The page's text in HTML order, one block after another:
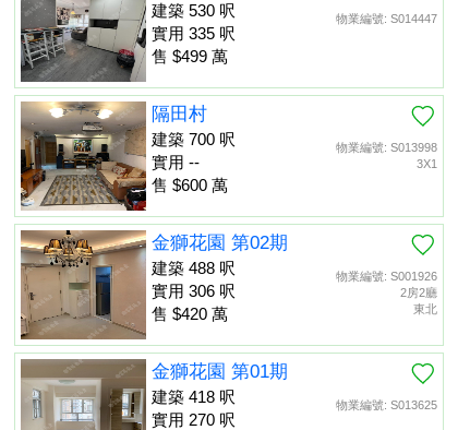
物業編號: S014447
建築 530 呎
實用 335 呎
售 $499 萬
物業編號: S013998
3X1
隔田村
建築 700 呎
實用 --
售 $600 萬
物業編號: S001926
2房2廳
東北
金獅花園 第02期
建築 488 呎
實用 306 呎
售 $420 萬
物業編號: S013625
金獅花園 第01期
建築 418 呎
實用 270 呎